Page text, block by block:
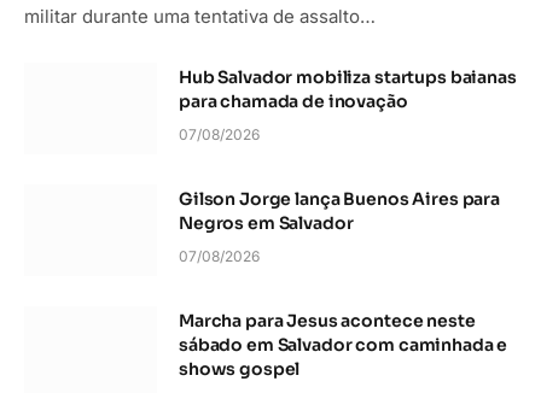
militar durante uma tentativa de assalto…
Hub Salvador mobiliza startups baianas
para chamada de inovação
07/08/2026
Gilson Jorge lança Buenos Aires para
Negros em Salvador
07/08/2026
Marcha para Jesus acontece neste
sábado em Salvador com caminhada e
shows gospel